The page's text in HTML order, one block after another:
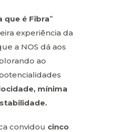
que é Fibra”
experiência da
a NOS dá aos
ao
mínima
convidou cinco